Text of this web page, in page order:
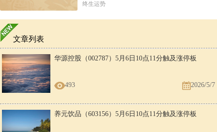
终生运势
文章列表
华源控股（002787）5月6日10点11分触及涨停板
493 2026/5/7
养元饮品（603156）5月6日10点11分触及涨停板